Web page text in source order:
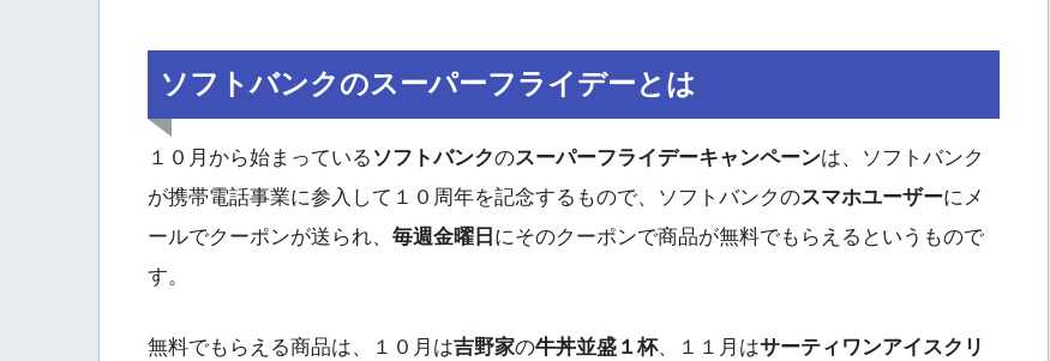
ソフトバンクのスーパーフライデーとは
１０月から始まっている ソフトバンクのスーパーフライデーキャンペーンは、ソフトバンク
が携帯電話事業に参入して１０周年を記念するもので、ソフトバンクのスマホユーザーにメ
ールでクーポンが送られ、 毎週金曜日 にそのクーポンで商品が無料でもらえるというもので
す。
無料でもらえる商品は、１０月は吉野家の牛丼並盛１杯、１１月はサーティワンアイスクリ